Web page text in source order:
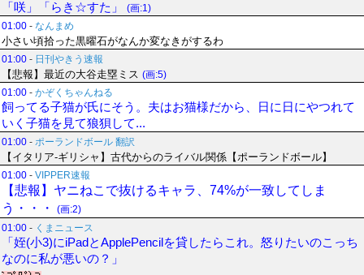
「咲」「らき☆すた」
(画:1)
01:00 - なんまめ
小さい頃拾った黒曜石がなんか変なきがするわ
01:00 - 日刊やきう速報
【悲報】最近の大谷走塁ミス (画:5)
01:00 - かぞくちゃんねる
飼ってる子猫が氏にそう。夫はお猫様だから、日に日にやつれて
いく子猫を見て狼狽して...
01:00 - ポーランドボール 翻訳
【イタリア-ギリシャ】古代からのライバル関係【ポーランドボール】
01:00 - VIPPER速報
【悲報】ヤニねこで抜けるキャラ、74%が一致してしま
う・・・
(画:2)
01:00 - くまニュース
「姪(小3)にiPadとApplePencilを貸したらこれ。怒りたいのこっち
なのに私が悪いの？」